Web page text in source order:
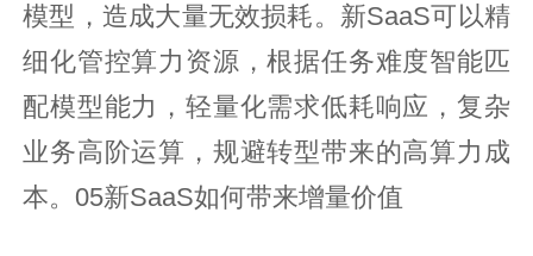
模型，造成大量无效损耗。新SaaS可以精
细化管控算力资源，根据任务难度智能匹
配模型能力，轻量化需求低耗响应，复杂
业务高阶运算，规避转型带来的高算力成
本。05新SaaS如何带来增量价值